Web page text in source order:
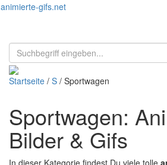
animierte-gifs.net
Startseite / S / Sportwagen
Sportwagen:
Bilder & Gifs